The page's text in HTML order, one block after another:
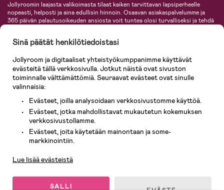
Jollyroomin laajasta valikoimasta tilaat kaiken tarvittavan lapsiperheelle
nopeasti, helposti ja aina edullisin hinnoin. Osaavan asiakaspalvelumme ja
365 päivän palautusoikeuden ansiosta voit tuntea olosi turvalliseksi ja tehdä
vaatteet vauvoille ja lapsille, inspiroivia sisustustuotteita lastenhuoneeseen,
lastentarvikkeita sekä paljon muuta. Meiltä löydät lukuisia tunnettuja
KidKraft, Ergobaby, Philips Avent, Neonate, Cybex, LEGO ja monia muita!
Tervetuloa shoppailemaan Pohjoismaiden suurimpaan lastentarvikkeiden
verkkokauppaan!
Sinä päätät henkilötiedoistasi
Jollyroom ja digitaaliset yhteistyökumppanimme käyttävät
evästeitä tällä verkkosivulla. Jotkut näistä ovat sivuston
toiminnalle välttämättömiä. Seuraavat evästeet ovat sinulle
valinnaisia:
Evästeet, joilla analysoidaan verkkosivustomme käyttöä.
Evästeet, jotka mahdollistavat mukautetun kokemuksen
verkkosivustollamme.
Evästeet, joita käytetään mainontaan ja some-
markkinointiin.
Lue lisää evästeistä
SALLI